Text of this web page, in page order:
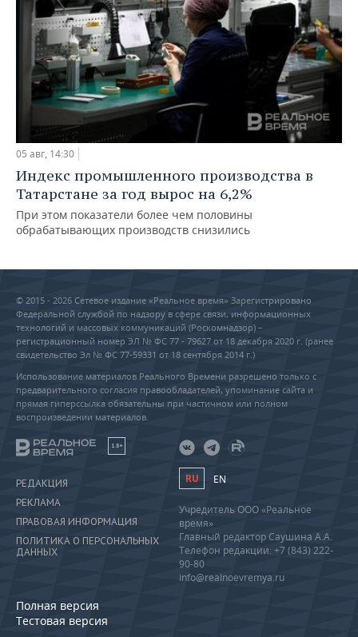
05 авг, 14:30
Индекс промышленного производства в
Татарстане за год вырос на 6,2%
При этом показатели более чем половины
обрабатывающих производств снизились
© 2015 - 2026 Сетевое издание «Реальное время» Зарегистрировано
Федеральной службой по надзору в сфере связи, информационных
технологий и массовых коммуникаций (Роскомнадзор) –
регистрационный номер ЭЛ № ФС 77 - 79627 от 18 декабря 2020 г. (ранее
свидетельство Эл № ФС 77-59331 от 18 сентября 2014 г.)
Использование материалов Реального Времени разрешено только с
предварительного согласия правообладателей, упоминание сайта и
прямая гиперссылка обязательны при частичном или полном
воспроизведении материалов.
18+
РЕДАКЦИЯ
РЕКЛАМА
ПРАВОВАЯ ИНФОРМАЦИЯ
ПОЛИТИКА О ПЕРСОНАЛЬНЫХ
ДАННЫХ
Полная версия
Тестовая версия
RU EN
Учредитель ООО «Реальное
время»
Главный редактор Саушина А.А.
Телефон редакции: +7 (843) 222-
90-80
info@realnoevremya.ru